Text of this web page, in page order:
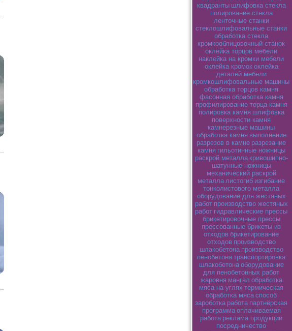
квадранты шлифовка стекла
полирование стекла
ленточные станки
стеклошлифовальные станки
обработка стекла
кромкооблицовочный станок
оклейка торцов мебели
наклейка на кромки мебели
оклейка кромок оклейка
деталей мебели
кромкошлифовальные машины
обработка торцов камня
фасонная обработка камня
профилирование торца камня
полировка камня шлифовка
поверхности камня
камнерезные машины
обработка камня выполнение
разрезов в камне разрезание
камня гильотинные ножницы
раскрой металла кривошипно-
шатунные ножницы
механический раскрой
металла листогиб изгибание
тонколистового металла
оборудование для жестяных
работ производство жестяных
работ гидравлические прессы
брикетировочные прессы
прессованные брикеты из
отходов брикетирование
отходов производство
шлакобетона производство
пенобетона транспортировка
шлакобетона оборудование
для пенобетонных работ
жаровня мангал обработка
мяса на углях термическая
обработка мяса способ
зароботка работа партнёрская
программа оплачиваемая
работа реклама продукции
посредничество